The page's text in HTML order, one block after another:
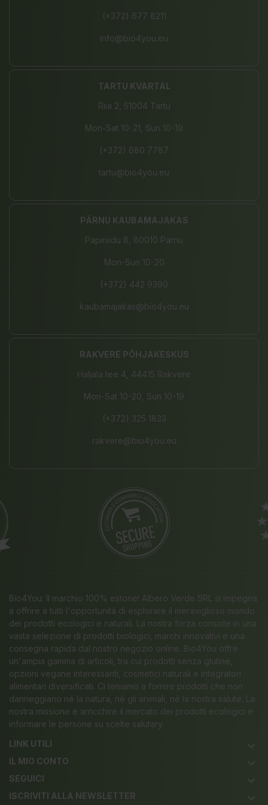
(+372) 677 8211
info@bio4you.eu
TARTU KVARTAL
Riia 2, 51004 Tartu
Mon-Sat 10-21, Sun 10-19
(+372) 680 7787
tartu@bio4you.eu
PÄRNU KAUBAMAJAKAS
Papiniidu 8, 80010 Pärnu
Mon-Sun 10-20
(+372) 442 9390
kaubamajakas@bio4you.eu
RAKVERE PÕHJAKESKUS
Haljala tee 4, 44415 Rakvere
Mon-Sat 10-20, Sun 10-19
(+372) 325 1833
rakvere@bio4you.eu
Bio4You: Il marchio 100% estone! Albero Verde SRL si impegna
a offrire a tutti l'opportunità di esplorare il meraviglioso mondo
dei prodotti ecologici e naturali. La nostra forza consiste in una
vasta selezione di prodotti biologici, marchi innovativi e una
consegna rapida dal nostro negozio online. Bio4You offre
un'ampia gamma di articoli, tra cui prodotti senza glutine,
opzioni vegane interessanti, cosmetici naturali e integratori
alimentari diversificati. Ci teniamo a fornire prodotti che non
danneggiano né la natura, né gli animali, né la nostra salute. La
nostra missione è arricchire il mercato dei prodotti ecologici e
informare le persone su scelte salutary.
LINK UTILI
keyboard_arrow_down
IL MIO CONTO keyboard_arrow_down
SEGUICI keyboard_arrow_down
ISCRIVITI ALLA NEWSLETTER keyboard_arrow_down